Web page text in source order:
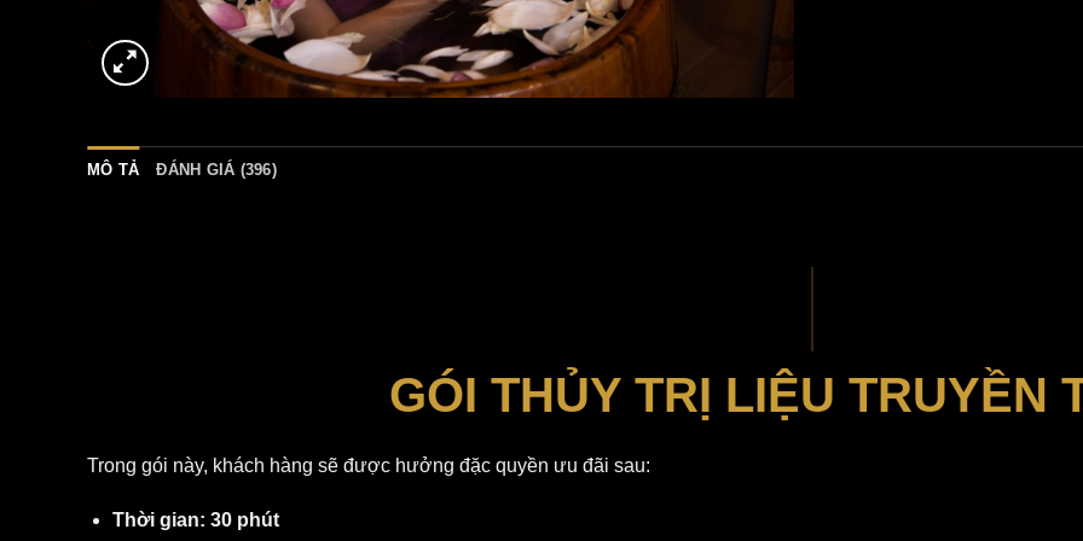
MÔ TẢ ĐÁNH GIÁ (396)
GÓI THỦY TRỊ LIỆU TRUYỀN
Trong gói này, khách hàng sẽ được hưởng đặc quyền ưu đãi sau:
Thời gian: 30 phút